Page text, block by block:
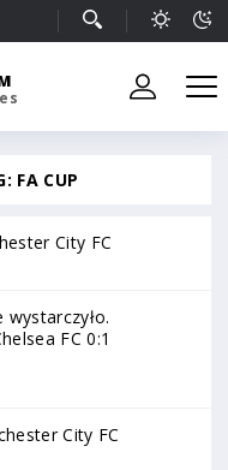
FA CUP
City FC
FC 0:1
City FC